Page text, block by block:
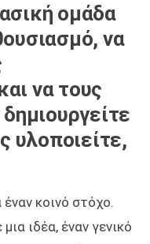
ομάδα
να
να τους
υλοποιείτε,
κοινό στόχο.
ιδέα, έναν γενικό